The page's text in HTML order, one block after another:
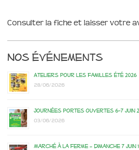
Consulter la fiche et laisser votre
Nos événements
Ateliers pour les familles été 2026
28/06/2026
Journées portes ouvertes 6-7 juin
03/06/2026
Marché à la ferme – dimanche 7 juin